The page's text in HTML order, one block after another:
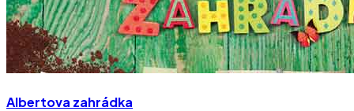
Albertova zahrádka